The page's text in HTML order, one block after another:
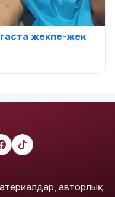
жекпе-жек
авторлық